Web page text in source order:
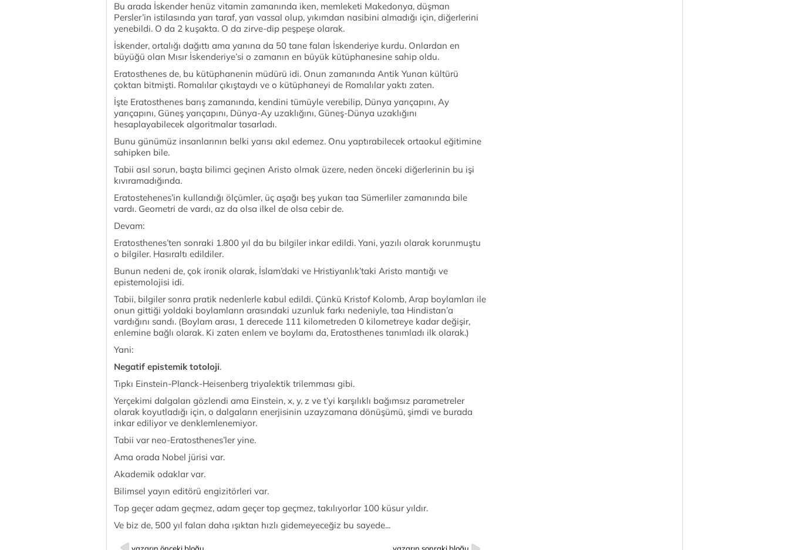
Bu arada İskender henüz vitamin zamanında iken, memleketi Makedonya, düşman
Persler’in istilasında yarı taraf, yarı vassal olup, yıkımdan nasibini almadığı için, diğerlerini
yenebildi. O da 2 kuşakta. O da zirve-dip peşpeşe olarak.
İskender, ortalığı dağıttı ama yanına da 50 tane falan İskenderiye kurdu. Onlardan en
büyüğü olan Mısır İskenderiye’si o zamanın en büyük kütüphanesine sahip oldu.
Eratosthenes de, bu kütüphanenin müdürü idi. Onun zamanında Antik Yunan kültürü
çoktan bitmişti. Romalılar çıkıştaydı ve o kütüphaneyi de Romalılar yaktı zaten.
İşte Eratosthenes barış zamanında, kendini tümüyle verebilip, Dünya yarıçapını, Ay
yarıçapını, Güneş yarıçapını, Dünya-Ay uzaklığını, Güneş-Dünya uzaklığını
hesaplayabilecek algoritmalar tasarladı.
Bunu günümüz insanlarının belki yarısı akıl edemez. Onu yaptırabilecek ortaokul eğitimine
sahipken bile.
Tabii asıl sorun, başta bilimci geçinen Aristo olmak üzere, neden önceki diğerlerinin bu işi
kıvıramadığında.
Eratostehenes’in kullandığı ölçümler, üç aşağı beş yukarı taa Sümerliler zamanında bile
vardı. Geometri de vardı, az da olsa ilkel de olsa cebir de.
Devam:
Eratosthenes’ten sonraki 1.800 yıl da bu bilgiler inkar edildi. Yani, yazılı olarak korunmuştu
o bilgiler. Hasıraltı edildiler.
Bunun nedeni de, çok ironik olarak, İslam’daki ve Hristiyanlık’taki Aristo mantığı ve
epistemolojisi idi.
Tabii, bilgiler sonra pratik nedenlerle kabul edildi. Çünkü Kristof Kolomb, Arap boylamları ile
onun gittiği yoldaki boylamların arasındaki uzunluk farkı nedeniyle, taa Hindistan’a
vardığını sandı. (Boylam arası, 1 derecede 111 kilometreden 0 kilometreye kadar değişir,
enlemine bağlı olarak. Ki zaten enlem ve boylamı da, Eratosthenes tanımladı ilk olarak.)
Yani:
Negatif epistemik totoloji.
Tıpkı Einstein-Planck-Heisenberg triyalektik trilemması gibi.
Yerçekimi dalgaları gözlendi ama Einstein, x, y, z ve t’yi karşılıklı bağımsız parametreler
olarak koyutladığı için, o dalgaların enerjisinin uzayzamana dönüşümü, şimdi ve burada
inkar ediliyor ve denklemlenemiyor.
Tabii var neo-Eratosthenes’ler yine.
Ama orada Nobel jürisi var.
Akademik odaklar var.
Bilimsel yayın editörü engizitörleri var.
Top geçer adam geçmez, adam geçer top geçmez, takılıyorlar 100 küsur yıldır.
Ve biz de, 500 yıl falan daha ışıktan hızlı gidemeyeceğiz bu sayede...